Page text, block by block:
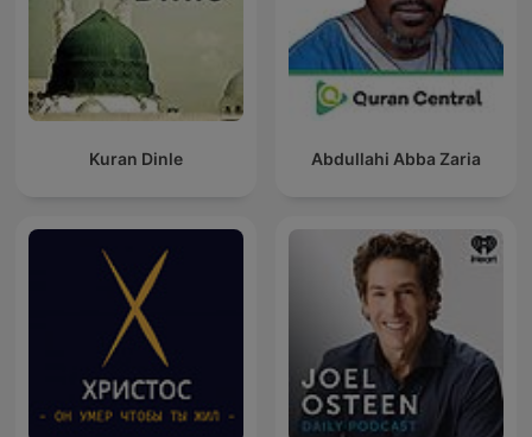
Kuran Dinle Abdullahi Abba Zaria